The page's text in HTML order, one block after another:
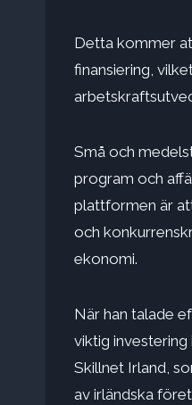
Detta kommer
finansiering,
Små och
program och
plattformen är
och
ekonomi.
När han talade
viktig
Skillnet Irland,
av irländska